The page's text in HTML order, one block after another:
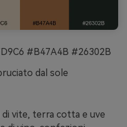
#B47A4B #26302B
dal sole
vite, terra cotta e uve